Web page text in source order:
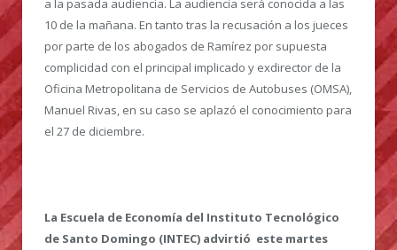
a la pasada audiencia. La audiencia será conocida a las
10 de la mañana. En tanto tras la recusación a los jueces
por parte de los abogados de Ramírez por supuesta
complicidad con el principal implicado y exdirector de la
Oficina Metropolitana de Servicios de Autobuses (OMSA),
Manuel Rivas, en su caso se aplazó el conocimiento para
el 27 de diciembre.
La Escuela de Economía del Instituto Tecnológico
de Santo Domingo (INTEC) advirtió este martes